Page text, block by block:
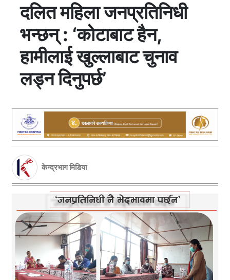
दलित महिला जनप्रतिनिधी
भन्छन् : ‘कोटाबाट हैन,
हामीलाई खुल्लाबाट चुनाव
लड्न दिनुपर्छ’
केन्द्रभाग मिडिया